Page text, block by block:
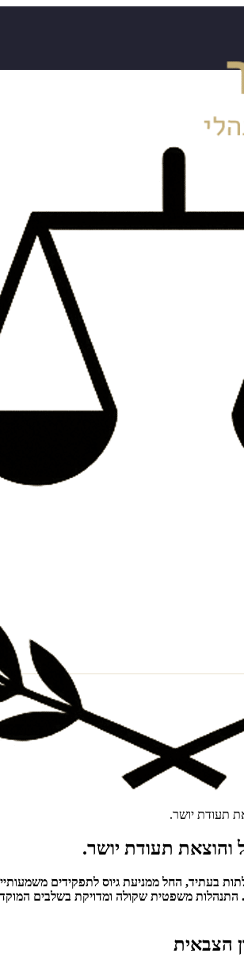
תעודת יושר.
תעודת יושר.
בעתיד, החל ממניעת גיוס לתפקידים
התנהלות משפטית שקולה ומדויקת בשלבים
הצבאית